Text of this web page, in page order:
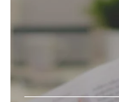
כולל מהנדסים,